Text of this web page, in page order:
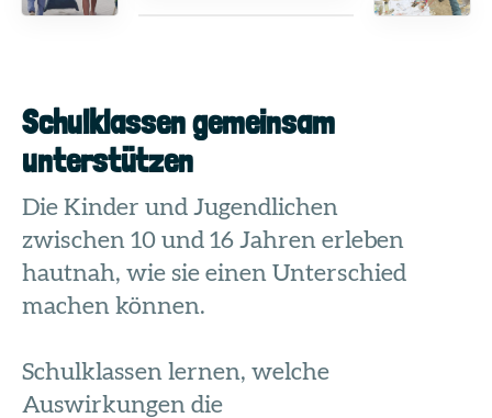
Schulklassen gemeinsam
unterstützen
Die Kinder und Jugendlichen
zwischen 10 und 16 Jahren erleben
hautnah, wie sie einen Unterschied
machen können.
Schulklassen lernen, welche
Auswirkungen die